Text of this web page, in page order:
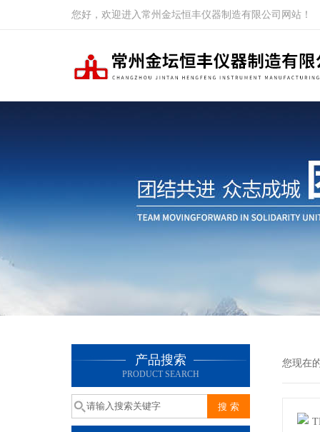
您好，欢迎进入常州金坛恒丰仪器制造有限公司网站！
产品搜索
PRODUCT SEARCH
您现在